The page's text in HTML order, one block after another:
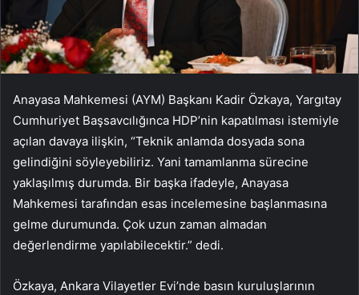
Anayasa Mahkemesi (AYM) Başkanı Kadir Özkaya, Yargıtay
Cumhuriyet Başsavcılığınca HDP’nin kapatılması istemiyle
açılan davaya ilişkin, “Teknik anlamda dosyada sona
gelindiğini söyleyebiliriz. Yani tamamlanma sürecine
yaklaşılmış durumda. Bir başka ifadeyle, Anayasa
Mahkemesi tarafından esas incelemesine başlanmasına
gelme durumunda. Çok uzun zaman almadan
değerlendirme yapılabilecektir.” dedi.
Özkaya, Ankara Vilayetler Evi’nde basın kuruluşlarının